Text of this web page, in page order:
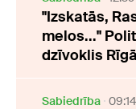
"Izskatās,
melos..."
dzīvoklis
Sabiedrība 09:14